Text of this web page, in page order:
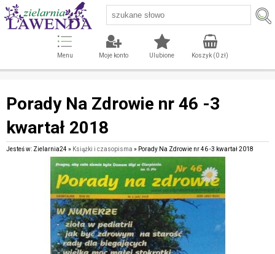
Menu Moje konto Ulubione Koszyk (0zł)
Porady Na Zdrowie nr 46 -3
kwartał 2018
Jesteś w: Zielarnia24 » Książki i czasopisma » Porady Na Zdrowie nr 46 -3 kwartał 2018